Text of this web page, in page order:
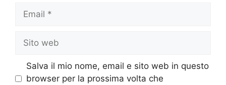
web
Salva il mio nome, email e sito web in questo
browser per la prossima volta che